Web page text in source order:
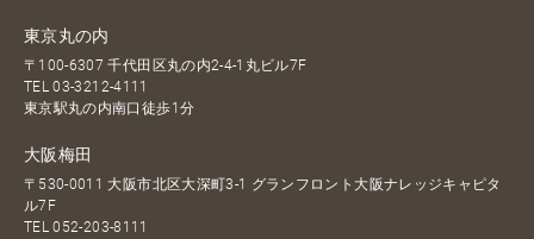
東京丸の内
〒100-6307 千代田区丸の内2-4-1丸ビル7F
TEL03-3212-4111
東京駅丸の内南口徒歩1分
大阪梅田
〒530-0011 大阪市北区大深町3-1 グランフロント大阪ナレッジキャピタ
ル7F
TEL052-203-8111